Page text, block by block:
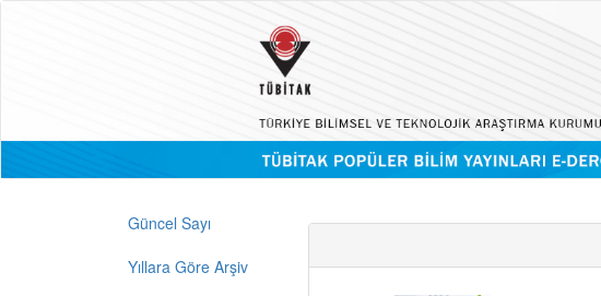
Güncel Sayı
Yıllara Göre Arşiv